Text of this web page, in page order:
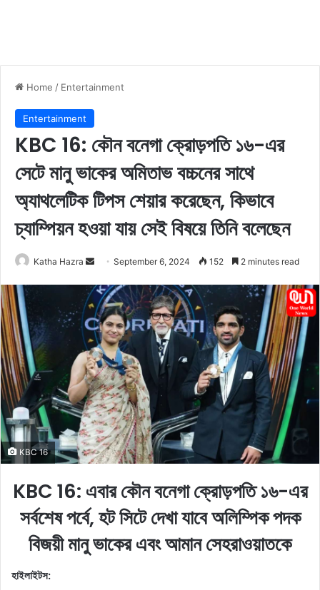
Home / Entertainment
Entertainment
KBC 16: কৌন বনেগা ক্রোড়পতি ১৬-এর
সেটে মানু ভাকের অমিতাভ বচ্চনের সাথে
অ্যাথলেটিক টিপস শেয়ার করেছেন, কিভাবে
চ্যাম্পিয়ন হওয়া যায় সেই বিষয়ে তিনি বলেছেন
Katha Hazra
n
d
a
n
e
m
a
i
l
September 6, 2024 152 2 minutes read
KBC 16
KBC 16: এবার কৌন বনেগা ক্রোড়পতি ১৬-এর
সর্বশেষ পর্বে, হট সিটে দেখা যাবে অলিম্পিক পদক
বিজয়ী মানু ভাকের এবং আমান সেহরাওয়াতকে
হাইলাইটস: